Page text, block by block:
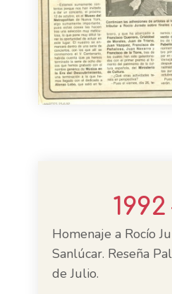
1992
Homenaje a Rocío
Sanlúcar. Reseña
de Julio.